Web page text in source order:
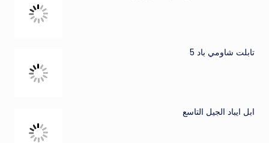
تابلت شاومي باد 5
ابل ايباد الجيل التاسع